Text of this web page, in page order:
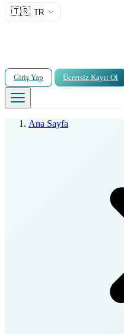
🇹🇷 TR
Giriş Yap Ücretsiz Kayıt Ol
Ana Sayfa